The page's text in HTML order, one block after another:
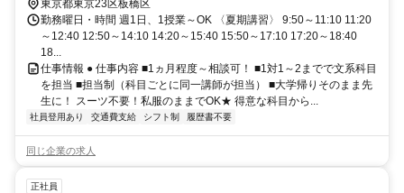
東京都東京23区板橋区
勤務曜日・時間 週1日、1授業～OK 〈夏期講習〉 9:50～11:10 11:20
～12:40 12:50～14:10 14:20～15:40 15:50～17:10 17:20～18:40
18...
仕事情報 ● 仕事内容 ■1ヵ月程度～相談可！ ■1対1～2までで文系科目
を担当 ■担当制（科目ごとに同一講師が担当） ■大学帰りそのまま先
生に！ スーツ不要！私服のままでOK★ 得意な科目から...
社員登用あり 交通費支給 シフト制 履歴書不要
同じ企業の求人
正社員